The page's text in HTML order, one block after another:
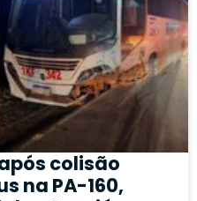
colisão
na PA-160,